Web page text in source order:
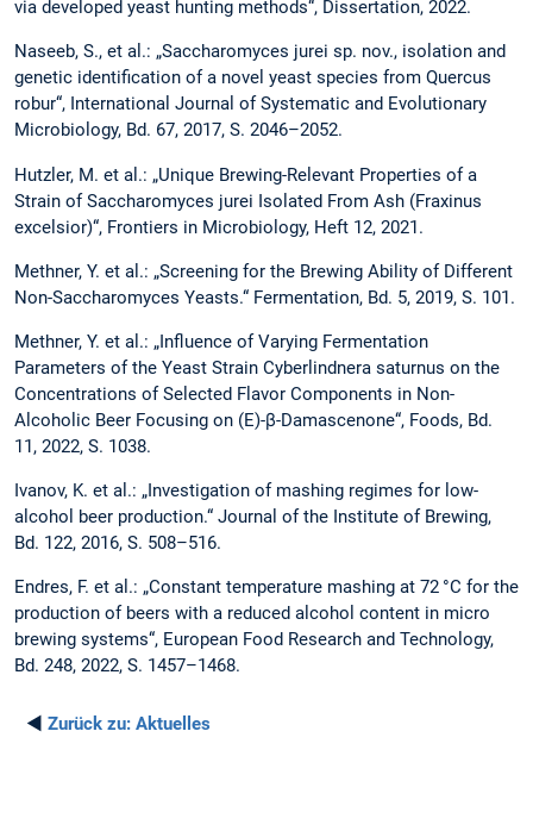
via developed yeast hunting methods“, Dissertation, 2022.
Naseeb, S., et al.: „Saccharomyces jurei sp. nov., isolation and
genetic identification of a novel yeast species from Quercus
robur“, International Journal of Systematic and Evolutionary
Microbiology, Bd. 67, 2017, S. 2046–2052.
Hutzler, M. et al.: „Unique Brewing-Relevant Properties of a
Strain of Saccharomyces jurei Isolated From Ash (Fraxinus
excelsior)“, Frontiers in Microbiology, Heft 12, 2021.
Methner, Y. et al.: „Screening for the Brewing Ability of Different
Non-Saccharomyces Yeasts.“ Fermentation, Bd. 5, 2019, S. 101.
Methner, Y. et al.: „Influence of Varying Fermentation
Parameters of the Yeast Strain Cyberlindnera saturnus on the
Concentrations of Selected Flavor Components in Non-
Alcoholic Beer Focusing on (E)-β-Damascenone“, Foods, Bd.
11, 2022, S. 1038.
Ivanov, K. et al.: „Investigation of mashing regimes for low-
alcohol beer production.“ Journal of the Institute of Brewing,
Bd. 122, 2016, S. 508–516.
Endres, F. et al.: „Constant temperature mashing at 72 °C for the
production of beers with a reduced alcohol content in micro
brewing systems“, European Food Research and Technology,
Bd. 248, 2022, S. 1457–1468.
◄ Zurück zu: Aktuelles